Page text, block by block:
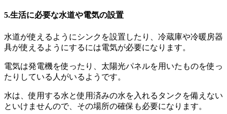
5.生活に必要な水道や電気の設置
水道が使えるようにシンクを設置したり、冷蔵庫や冷暖房器
具が使えるようにするには電気が必要になります。
電気は発電機を使ったり、太陽光パネルを用いたものを使っ
たりしている人がいるようです。
水は、使用する水と使用済みの水を入れるタンクを備えない
といけませんので、その場所の確保も必要になります。